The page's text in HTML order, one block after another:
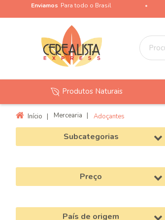
Enviamos Para todo o Brasil
Produtos Naturais
Início | Mercearia | Adoçantes
Subcategorias
Preço
País de origem